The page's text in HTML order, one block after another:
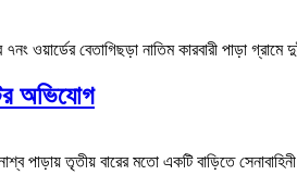
ওয়ার্ডের বেতাগিছড়া নাতিম কারবারী পাড়া
অভিযোগ
পাড়ায় তৃতীয় বারের মতো একটি বাড়িতে